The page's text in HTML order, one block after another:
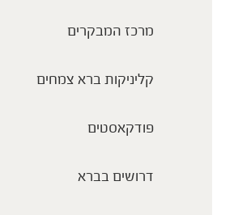
מרכז המבקרים
קליניקות ברא צמחים
פודקאסטים
דרושים בברא